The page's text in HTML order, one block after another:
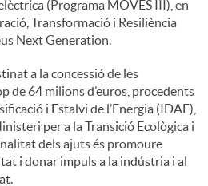
(Programa MOVES III), en
Transformació i Resiliència
Next Generation.
a la concessió de les
de 64 milions d’euros, procedents
i Estalvi de l’Energia (IDAE),
per a la Transició Ecològica i
dels ajuts és promoure
i donar impuls a la indústria i al